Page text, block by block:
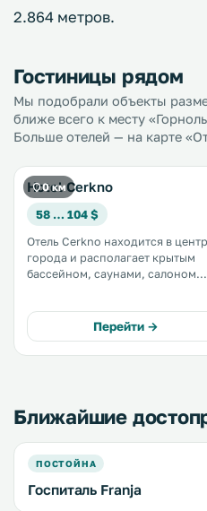
2.864 метров.
Гостиницы рядом
Мы подобрали объекты
ближе всего к месту
Больше отелей — на карте
0 км
Hotel Cerkno
58 … 104 $
Отель Cerkno находится в
города и располагает крытым
бассейном, саунами, салоном
кортами и спортивным залом с
оборудованием для игры в
баскетбол, бадминтон и
Перейти →
Ближайшие
ПОСТОЙНА
Госпиталь Franja